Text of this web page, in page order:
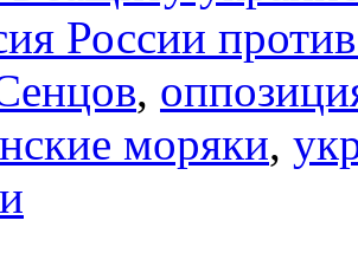
России
,
моряки,